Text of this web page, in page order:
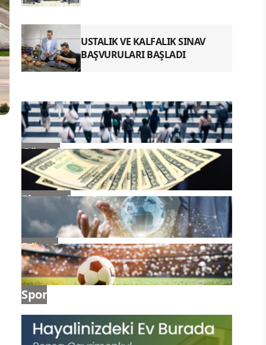
USTALIK VE KALFALIK SINAV
BAŞVURULARI BAŞLADI
Güncel
Ekonomi
Dünya
Spor